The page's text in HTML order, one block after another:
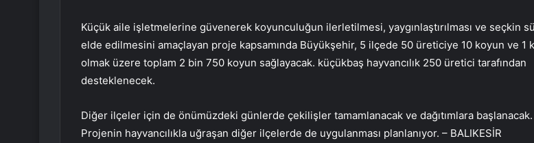
Küçük aile işletmelerine güvenerek koyunculuğun ilerletilmesi, yaygınlaştırılması ve seçkin
elde edilmesini amaçlayan proje kapsamında Büyükşehir, 5 ilçede 50 üreticiye 10 koyun ve 1
olmak üzere toplam 2 bin 750 koyun sağlayacak. küçükbaş hayvancılık 250 üretici tarafından
desteklenecek.
Diğer ilçeler için de önümüzdeki günlerde çekilişler tamamlanacak ve dağıtımlara başlanacak.
Projenin hayvancılıkla uğraşan diğer ilçelerde de uygulanması planlanıyor. – BALIKESİR